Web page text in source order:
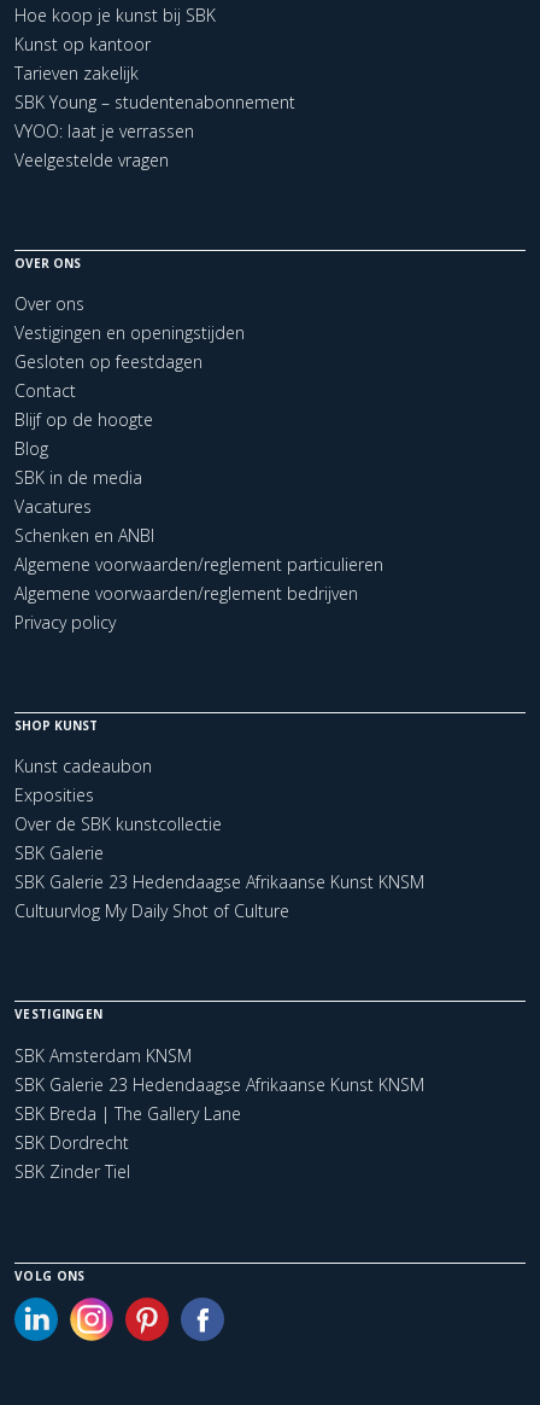
Hoe koop je kunst bij SBK
Kunst op kantoor
Tarieven zakelijk
SBK Young – studentenabonnement
VYOO: laat je verrassen
Veelgestelde vragen
OVER ONS
Over ons
Vestigingen en openingstijden
Gesloten op feestdagen
Contact
Blijf op de hoogte
Blog
SBK in de media
Vacatures
Schenken en ANBI
Algemene voorwaarden/reglement particulieren
Algemene voorwaarden/reglement bedrijven
Privacy policy
SHOP KUNST
Kunst cadeaubon
Exposities
Over de SBK kunstcollectie
SBK Galerie
SBK Galerie 23 Hedendaagse Afrikaanse Kunst KNSM
Cultuurvlog My Daily Shot of Culture
VESTIGINGEN
SBK Amsterdam KNSM
SBK Galerie 23 Hedendaagse Afrikaanse Kunst KNSM
SBK Breda | The Gallery Lane
SBK Dordrecht
SBK Zinder Tiel
VOLG ONS